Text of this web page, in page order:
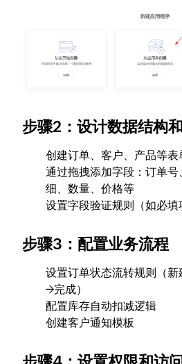
步骤2：设计数据结构
创建订单、客户、产品等表
通过拖拽添加字段：订单
细、数量、价格等
设置字段验证规则（如必填
步骤3：配置业务流程
设置订单状态流转规则（
→完成）
配置库存自动扣减逻辑
创建客户通知模板